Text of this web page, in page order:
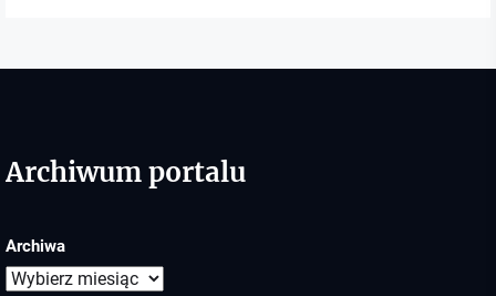
Archiwum portalu
Archiwa